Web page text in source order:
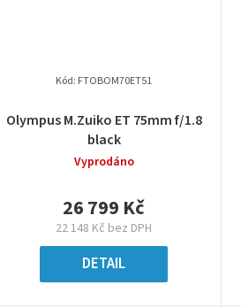
Olympus M.Zuiko ET 75mm f/1.8
black
Vyprodáno
22 148 Kč bez DPH
26 799 Kč
DETAIL
Kód: FTOBOM70ET51